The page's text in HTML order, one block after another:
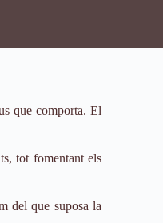
que comporta. El
tot fomentant els
del que suposa la